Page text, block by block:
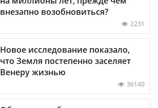
внезапно возобновиться?
2231
Новое исследование показало,
что Земля постепенно заселяет
Венеру жизнью
36140